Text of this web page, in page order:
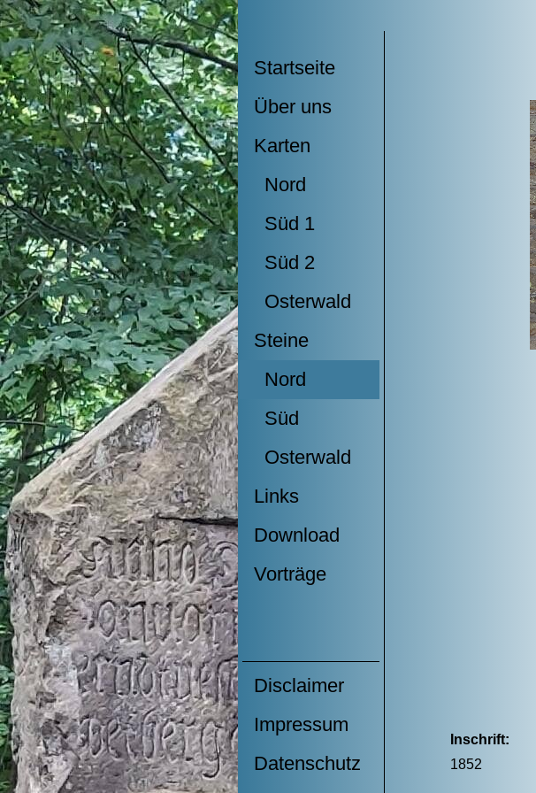
Startseite
Über uns
Karten
Nord
Süd 1
Süd 2
Osterwald
Steine
Nord
Süd
Osterwald
Links
Download
Vorträge
Disclaimer
Impressum
Datenschutz
Inschrift:
1852